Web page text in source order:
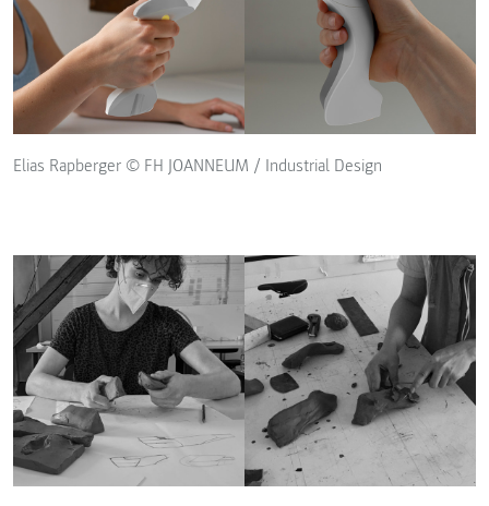
Elias Rapberger © FH JOANNEUM / Industrial Design